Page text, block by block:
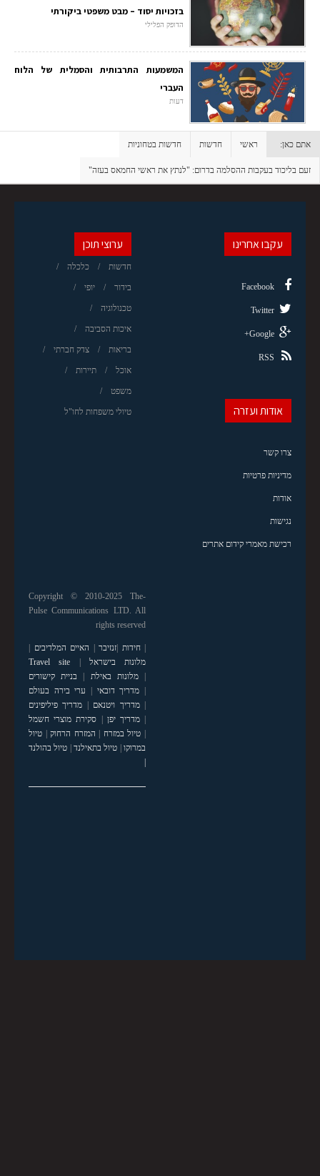
בזכויות יסוד – מבט משפטי ביקורתי
הדופק הפלילי
המשמעות התרבותית והסמלית של הלוח
העברי
דעות
אתם כאן: ראשי חדשות חדשות בטחוניות
זעם בליכוד בעקבות ההסלמה בדרום: "לנתץ את ראשי החמאס בעזה"
ערוצי תוכן
חדשות כלכלה
בידור יופי
טכנולוגיה
איכות הסביבה
בריאות צדק חברתי
אוכל תיירות
משפט
טיולי משפחות לחו"ל
עקבו אחרינו
Facebook
Twitter
Google+
RSS
אודות ועזרה
צרו קשר
מדיניות פרטיות
אודות
נגישות
רכישת מאמרי קידום אתרים
Copyright © 2010-2025 The-
Pulse Communications LTD. All
rights reserved
|חידות |זנזיבר | האיים המלדיבים |
מלונות בישראל |
Travel site
|מלונות באילת | בניית קישורים
| מדריך דובאי | ערי בירה בעולם
|מדריך ויטנאם | מדריך פיליפינים
|מדריך יפן | סקירת מוצרי חשמל
| טיול במזרח | המזרח הרחוק| טיול
במרוקו| טיול בתאילנד| טיול בהולנד
|